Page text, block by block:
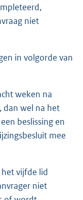
niet
in volgorde van
weken na
dan wel na het
beslissing en
mee
vijfde lid
niet